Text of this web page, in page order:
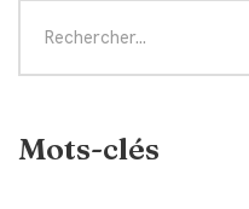
Mots-clés